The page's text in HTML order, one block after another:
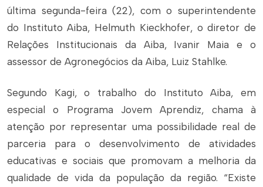
última segunda-feira (22), com o superintendente
do Instituto Aiba, Helmuth Kieckhofer, o diretor de
Relações Institucionais da Aiba, Ivanir Maia e o
assessor de Agronegócios da Aiba, Luiz Stahlke.
Segundo Kagi, o trabalho do Instituto Aiba, em
especial o Programa Jovem Aprendiz, chama à
atenção por representar uma possibilidade real de
parceria para o desenvolvimento de atividades
educativas e sociais que promovam a melhoria da
qualidade de vida da população da região. “Existe